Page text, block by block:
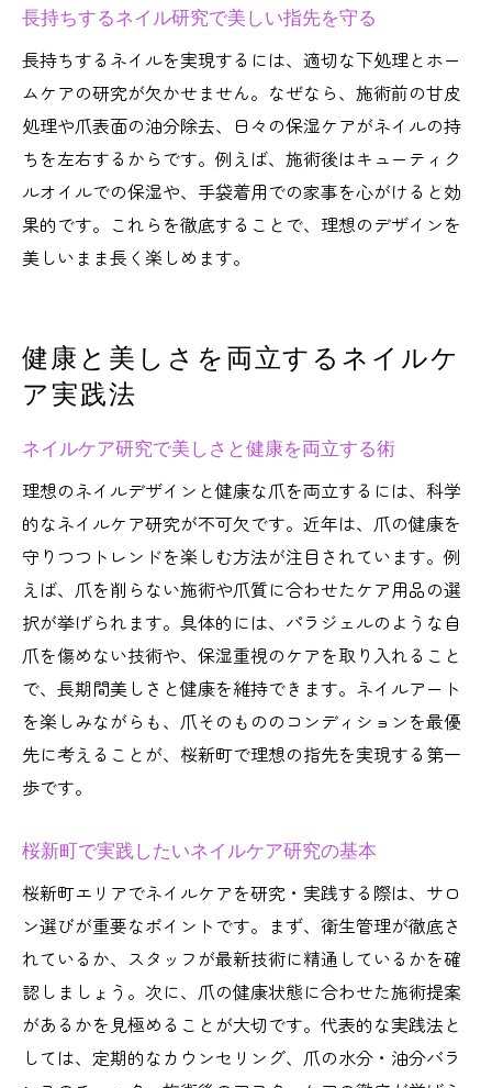
長持ちするネイル研究で美しい指先を守る
長持ちするネイルを実現するには、適切な下処理とホー
ムケアの研究が欠かせません。なぜなら、施術前の甘皮
処理や爪表面の油分除去、日々の保湿ケアがネイルの持
ちを左右するからです。例えば、施術後はキューティク
ルオイルでの保湿や、手袋着用での家事を心がけると効
果的です。これらを徹底することで、理想のデザインを
美しいまま長く楽しめます。
健康と美しさを両立するネイルケ
ア実践法
ネイルケア研究で美しさと健康を両立する術
理想のネイルデザインと健康な爪を両立するには、科学
的なネイルケア研究が不可欠です。近年は、爪の健康を
守りつつトレンドを楽しむ方法が注目されています。例
えば、爪を削らない施術や爪質に合わせたケア用品の選
択が挙げられます。具体的には、パラジェルのような自
爪を傷めない技術や、保湿重視のケアを取り入れること
で、長期間美しさと健康を維持できます。ネイルアート
を楽しみながらも、爪そのもののコンディションを最優
先に考えることが、桜新町で理想の指先を実現する第一
歩です。
桜新町で実践したいネイルケア研究の基本
桜新町エリアでネイルケアを研究・実践する際は、サロ
ン選びが重要なポイントです。まず、衛生管理が徹底さ
れているか、スタッフが最新技術に精通しているかを確
認しましょう。次に、爪の健康状態に合わせた施術提案
があるかを見極めることが大切です。代表的な実践法と
しては、定期的なカウンセリング、爪の水分・油分バラ